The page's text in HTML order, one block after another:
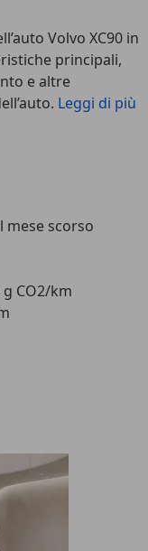
Volvo XC90 in
principali,
e altre
Leggi di più
mese scorso
g CO2/km